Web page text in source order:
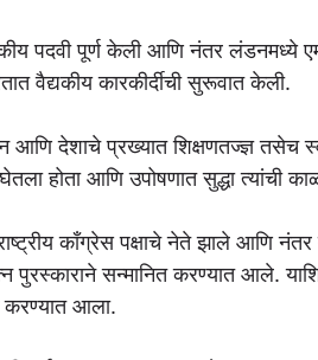
पदवी पूर्ण केली आणि नंतर लंडनमध्ये
वैद्यकीय कारकीर्दीची सुरूवात केली.
देशाचे प्रख्यात शिक्षणतज्ज्ञ तसेच
होता आणि उपोषणात सुद्धा त्यांची
कॉंग्रेस पक्षाचे नेते झाले आणि
पुरस्काराने सन्मानित करण्यात आले.
करण्यात आला.